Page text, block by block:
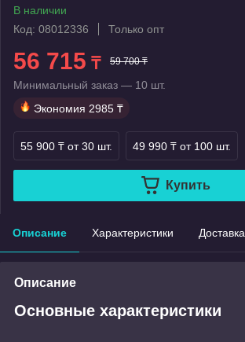
В наличии
Код: 08012336
Только опт
56 715 ₸ 59 700 ₸
Минимальный заказ — 10 шт.
Экономия 2985 ₸
55 900 ₸ от 30 шт. 49 990 ₸ от 100 шт.
Купить
Описание Характеристики Доставка
Описание
Основные характеристики